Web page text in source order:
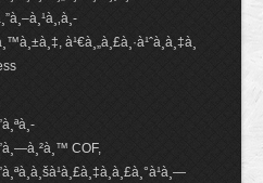
à¹€à¸„à¸£à¸·à¹ˆà¸­à¸‡à¸
COF,